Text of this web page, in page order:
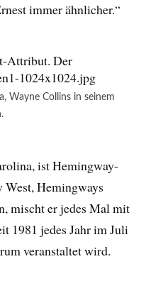
immer ähnlicher.“
Wayne Collins in seinem
ist Hemingway-
West, Hemingways
mischt er jedes Mal mit
1981 jedes Jahr im Juli
veranstaltet wird.